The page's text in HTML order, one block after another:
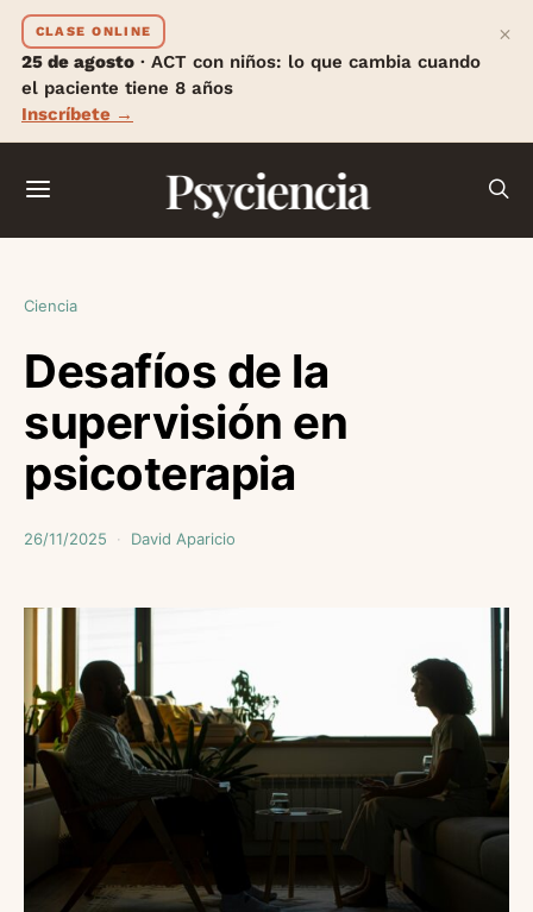
CLASE ONLINE
25 de agosto · ACT con niños: lo que cambia cuando
el paciente tiene 8 años
Inscríbete →
×
Psyciencia
Ciencia
Desafíos de la
supervisión en
psicoterapia
26/11/2025 David Aparicio